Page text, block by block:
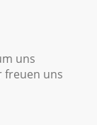
uns
freuen uns